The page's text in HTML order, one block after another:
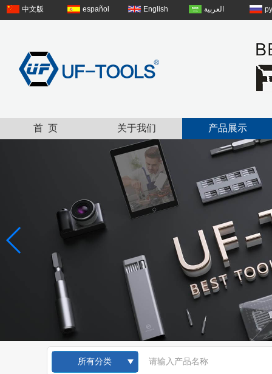
中文版 español English العربية
首 页 关于我们 产品展示
所有分类